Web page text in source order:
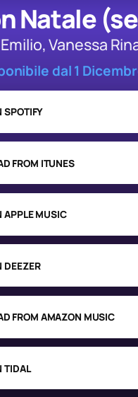
Natale
Emilio, Vanessa
dal 1
SPOTIFY
FROM ITUNES
APPLE MUSIC
DEEZER
FROM AMAZON MUSIC
TIDAL